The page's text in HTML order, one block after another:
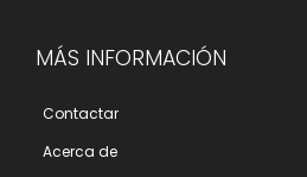
MÁS INFORMACIÓN
Contactar
Acerca de